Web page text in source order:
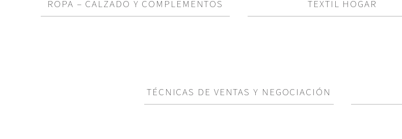
ROPA – CALZADO Y COMPLEMENTOS
TEXTIL HOGAR
TÉCNICAS DE VENTAS Y NEGOCIACIÓN